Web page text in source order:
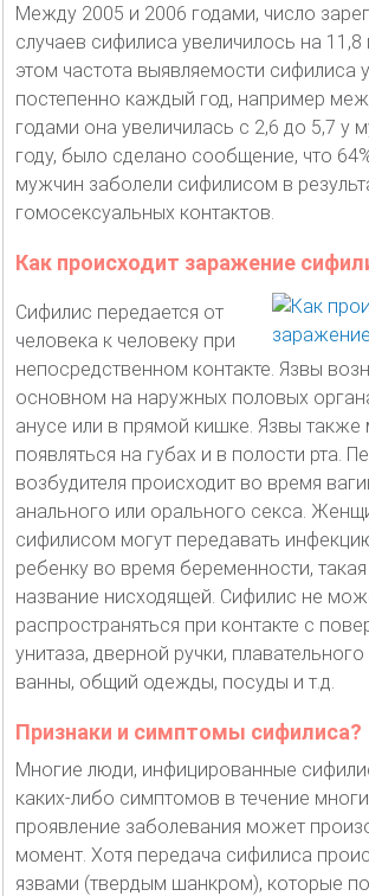
Между 2005 и 2006 годами, число
случаев сифилиса увеличилось на 11,8
этом частота выявляемости сифилиса
постепенно каждый год, например
годами она увеличилась с 2,6 до 5,7 у
году, было сделано сообщение, что
мужчин заболели сифилисом в
гомосексуальных контактов.
Как происходит заражение
Сифилис передается от
человека к человеку при
непосредственном контакте. Язвы
основном на наружных половых
анусе или в прямой кишке. Язвы также
появляться на губах и в полости рта.
возбудителя происходит во время
анального или орального секса.
сифилисом могут передавать
ребенку во время беременности,
название нисходящей. Сифилис не
распространяться при контакте с
унитаза, дверной ручки,
ванны, общий одежды, посуды и т.д.
Признаки и симптомы сифилиса?
Многие люди, инфицированные
каких-либо симптомов в течение
проявление заболевания может
момент. Хотя передача сифилиса
язвами (твердым шанкром), которые